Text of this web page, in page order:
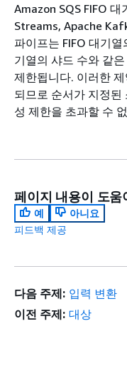
Amazon SQS FIFO
Streams, Apache
파이프는 FIFO 대기
기열의 샤드 수와 같
제한됩니다. 이러한
되므로 순서가 지정된
성 제한을 초과할 수
페이지 내용이 도움
예
아니요
피드백 제공
다음 주제: 입력 변환
이전 주제: 대상